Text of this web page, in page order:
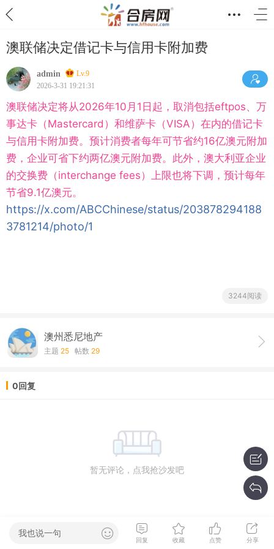
澳联储决定借记卡与信用卡附加费
admin
Lv.9
2026-3-31 19:21:31
澳联储决定将从2026年10月1日起，取消包括eftpos、万
事达卡（Mastercard）和维萨卡（VISA）在内的借记卡
与信用卡附加费。预计消费者每年可节省约16亿澳元附加
费，企业可省下约两亿澳元附加费。此外，澳大利亚企业
的交换费（interchange fees）上限也将下调，预计每年
节省9.1亿澳元。
https://x.com/ABCChinese/status/203878294188
3781214/photo/1
3244阅读
澳州悉尼地产
主题 25 帖数 29
0回复
暂无评论，点我抢沙发吧
我也说一句
回复 收藏 点赞 分享